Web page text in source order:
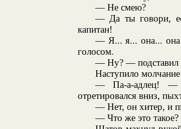
— Не смею?
— Да ты говори,
капитан!
— Я... я... она... она
голосом.
— Ну? — подставил
Наступило
— Па-а-адлец! —
отретировался вниз,
— Нет, он хитер, и
— Что же это